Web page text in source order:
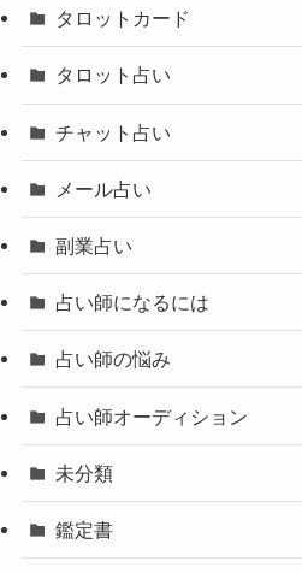
タロットカード
タロット占い
チャット占い
メール占い
副業占い
占い師になるには
占い師の悩み
占い師オーディション
未分類
鑑定書